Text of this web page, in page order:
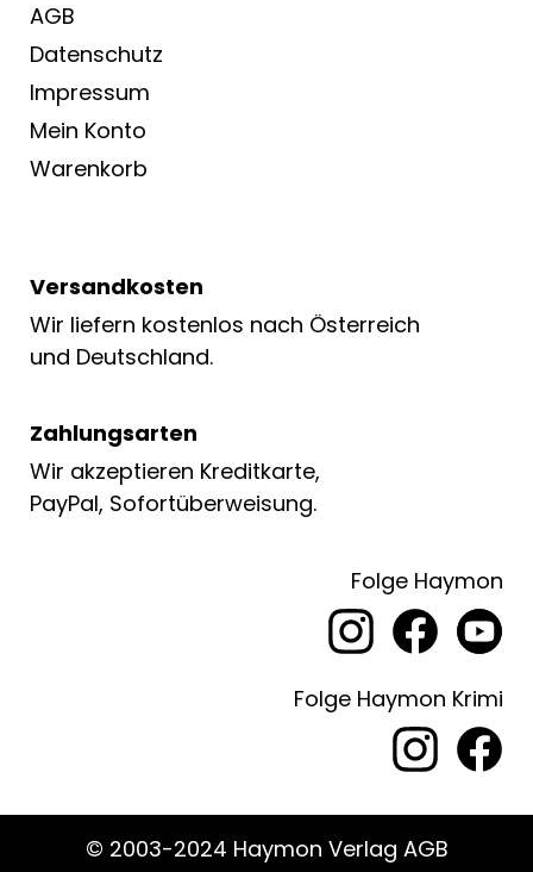
AGB
Datenschutz
Impressum
Mein Konto
Warenkorb
Versandkosten
Wir liefern kostenlos nach Österreich
und Deutschland.
Zahlungsarten
Wir akzeptieren Kreditkarte,
PayPal, Sofortüberweisung.
Folge Haymon
Folge Haymon Krimi
© 2003-2024 Haymon Verlag AGB